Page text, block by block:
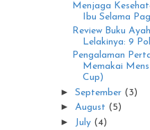
Menjaga
Ibu Selama
Review Buku
Lelakinya: 9
Pengalaman
Memakai
Cup)
► September (3)
► August (5)
► July (4)